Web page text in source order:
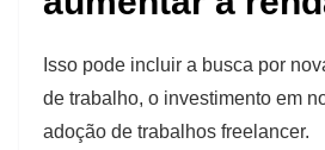
Isso pode incluir a busca por
de trabalho, o investimento em
adoção de trabalhos freelancer.